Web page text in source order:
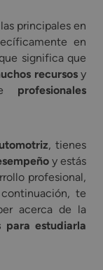
principales en
en
significa que
recursosy
profesionales
, tienes
y estás
profesional,
te
acerca de la
para estudiarla